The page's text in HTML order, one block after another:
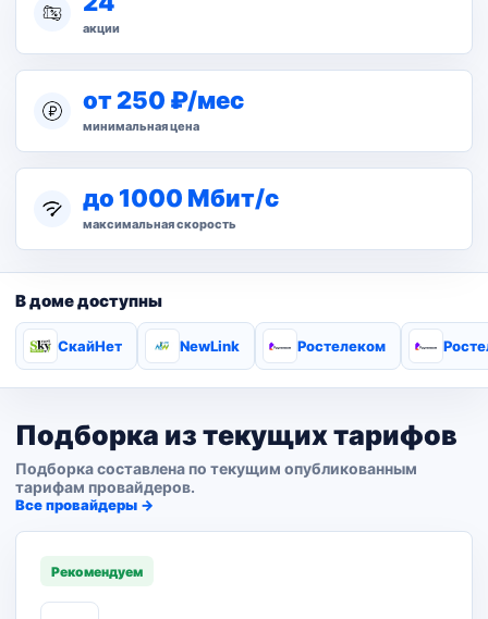
акции
от 250 ₽/мес
минимальная цена
до 1000 Мбит/с
максимальная скорость
В доме доступны
СкайНет NewLink Ростелеком
Подборка из текущих тарифов
Подборка составлена по текущим опубликованным
тарифам провайдеров.
Все провайдеры →
Рекомендуем